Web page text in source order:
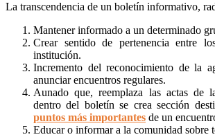
La transcendencia de un boletín informativo,
Mantener informado a un determinado
Crear sentido de pertenencia entre
institución.
Incremento del reconocimiento de la
anunciar encuentros regulares.
Aunado que, reemplaza las actas de
dentro del boletín se crea sección
puntos más importantes de un
Educar o informar a la comunidad sobre